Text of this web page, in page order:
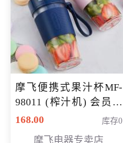
摩飞便携式果汁杯MF-
98011 (榨汁机) 会员专
享价138元
168.00 库存0
摩飞电器专卖店